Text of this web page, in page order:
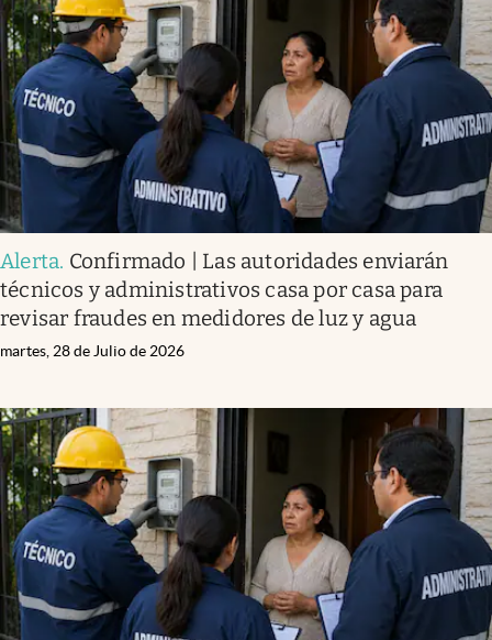
Infotechnology
Clase
Clima
Mundial 2026
Eventos Corporativos
El Cronista Studio
Mediakit
abre en nueva pestaña
Argentina
Alerta. Confirmado | Las autoridades enviarán
técnicos y administrativos casa por casa para
revisar fraudes en medidores de luz y agua
martes, 28 de Julio de 2026